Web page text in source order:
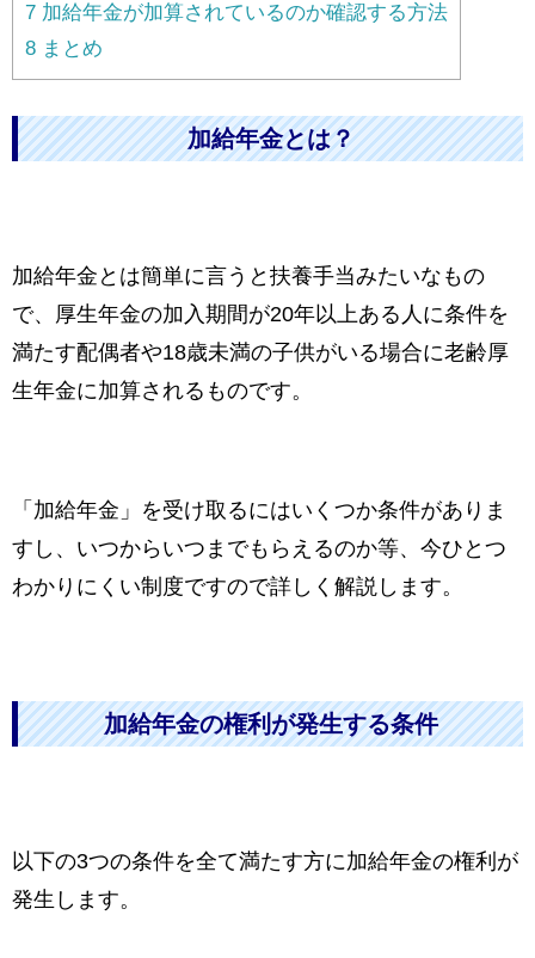
7 加給年金が加算されているのか確認する方法
8 まとめ
加給年金とは？
加給年金とは簡単に言うと扶養手当みたいなもの
で、厚生年金の加入期間が20年以上ある人に条件を
満たす配偶者や18歳未満の子供がいる場合に老齢厚
生年金に加算されるものです。
「加給年金」を受け取るにはいくつか条件がありま
すし、いつからいつまでもらえるのか等、今ひとつ
わかりにくい制度ですので詳しく解説します。
加給年金の権利が発生する条件
以下の3つの条件を全て満たす方に加給年金の権利が
発生します。